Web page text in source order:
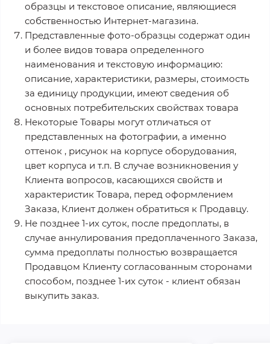
образцы и текстовое описание, являющиеся
собственностью Интернет-магазина.
Представленные фото-образцы содержат один
и более видов товара определенного
наименования и текстовую информацию:
описание, характеристики, размеры, стоимость
за единицу продукции, имеют сведения об
основных потребительских свойствах товара
Некоторые Товары могут отличаться от
представленных на фотографии, а именно
оттенок , рисунок на корпусе оборудования,
цвет корпуса и т.п. В случае возникновения у
Клиента вопросов, касающихся свойств и
характеристик Товара, перед оформлением
Заказа, Клиент должен обратиться к Продавцу.
Не позднее 1-их суток, после предоплаты, в
случае аннулирования предоплаченного Заказа,
сумма предоплаты полностью возвращается
Продавцом Клиенту согласованным сторонами
способом, позднее 1-их суток - клиент обязан
выкупить заказ.